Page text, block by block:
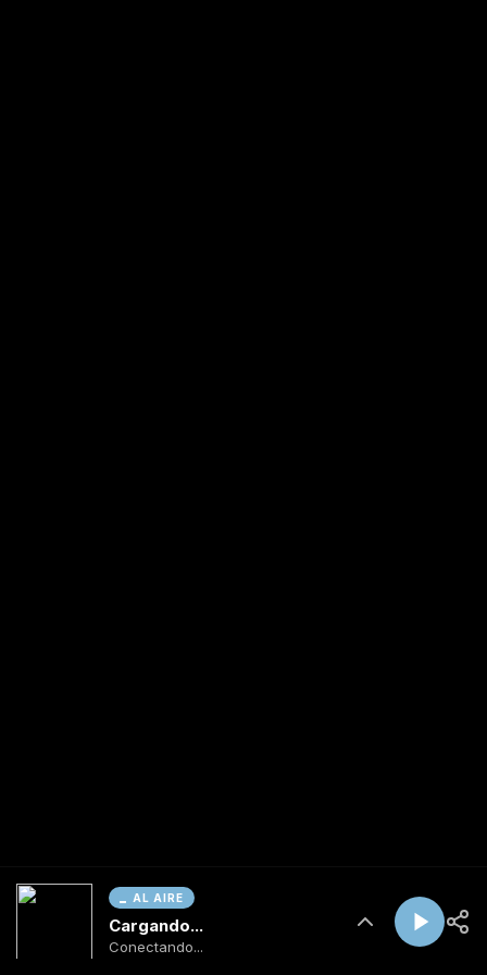
AL AIRE
Cargando...
Conectando...